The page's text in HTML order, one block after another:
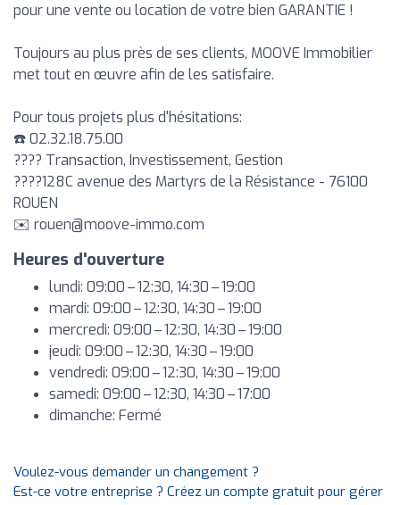
pour une vente ou location de votre bien GARANTIE !
Toujours au plus près de ses clients, MOOVE Immobilier
met tout en œuvre afin de les satisfaire.
Pour tous projets plus d'hésitations:
☎️ 02.32.18.75.00
???? Transaction, Investissement, Gestion
????128C avenue des Martyrs de la Résistance - 76100
ROUEN
✉️ rouen@moove-immo.com
Heures d'ouverture
lundi: 09:00 – 12:30, 14:30 – 19:00
mardi: 09:00 – 12:30, 14:30 – 19:00
mercredi: 09:00 – 12:30, 14:30 – 19:00
jeudi: 09:00 – 12:30, 14:30 – 19:00
vendredi: 09:00 – 12:30, 14:30 – 19:00
samedi: 09:00 – 12:30, 14:30 – 17:00
dimanche: Fermé
Voulez-vous demander un changement ?
Est-ce votre entreprise ? Créez un compte gratuit pour gérer